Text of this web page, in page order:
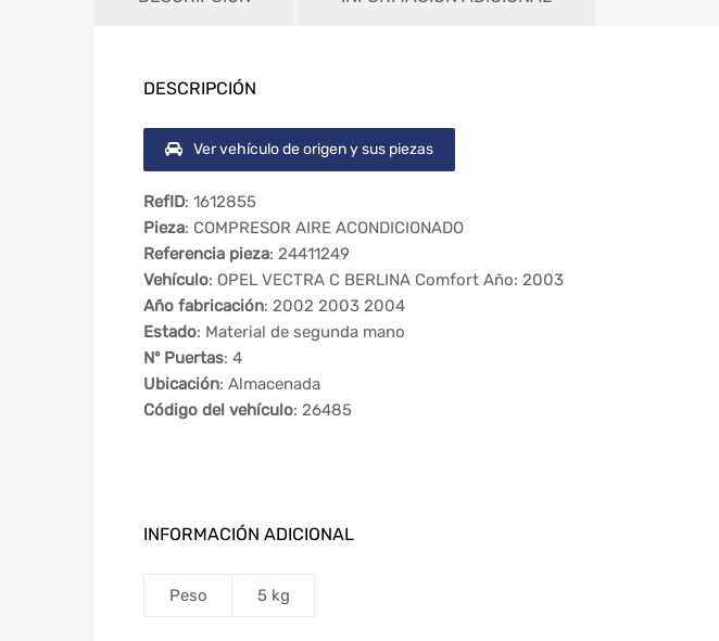
DESCRIPCIÓN
Ver vehículo de origen y sus piezas
RefID: 1612855
Pieza: COMPRESOR AIRE ACONDICIONADO
Referencia pieza: 24411249
Vehículo: OPEL VECTRA C BERLINA Comfort Año: 2003
Año fabricación: 2002 2003 2004
Estado: Material de segunda mano
Nº Puertas: 4
Ubicación: Almacenada
Código del vehículo: 26485
INFORMACIÓN ADICIONAL
Peso 5 kg